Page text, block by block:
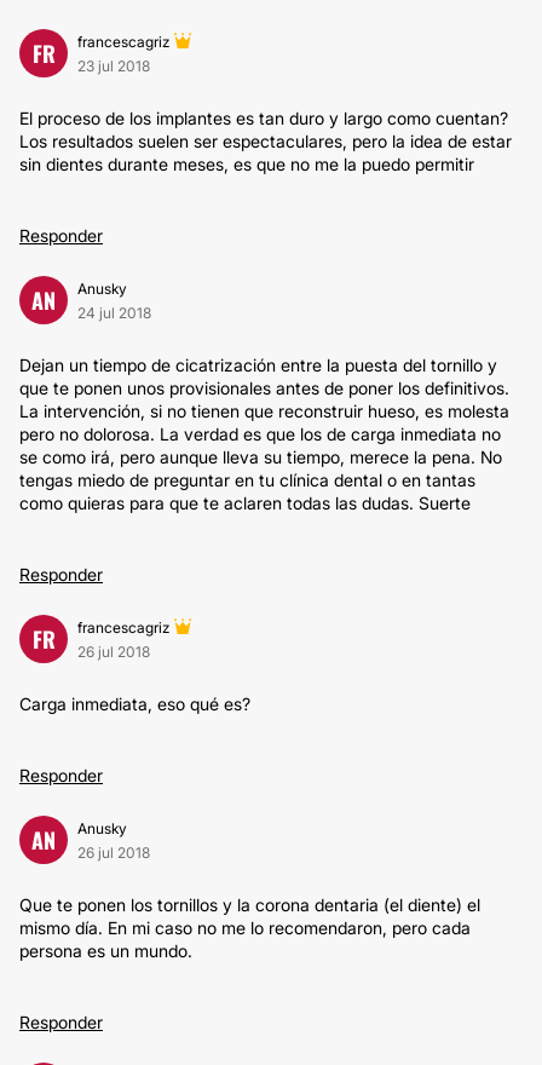
FR
francescagriz
23 jul 2018
El proceso de los implantes es tan duro y largo como cuentan?
Los resultados suelen ser espectaculares, pero la idea de estar
sin dientes durante meses, es que no me la puedo permitir
Responder
AN
Anusky
24 jul 2018
Dejan un tiempo de cicatrización entre la puesta del tornillo y
que te ponen unos provisionales antes de poner los definitivos.
La intervención, si no tienen que reconstruir hueso, es molesta
pero no dolorosa. La verdad es que los de carga inmediata no
se como irá, pero aunque lleva su tiempo, merece la pena. No
tengas miedo de preguntar en tu clínica dental o en tantas
como quieras para que te aclaren todas las dudas. Suerte
Responder
FR
francescagriz
26 jul 2018
Carga inmediata, eso qué es?
Responder
AN
Anusky
26 jul 2018
Que te ponen los tornillos y la corona dentaria (el diente) el
mismo día. En mi caso no me lo recomendaron, pero cada
persona es un mundo.
Responder